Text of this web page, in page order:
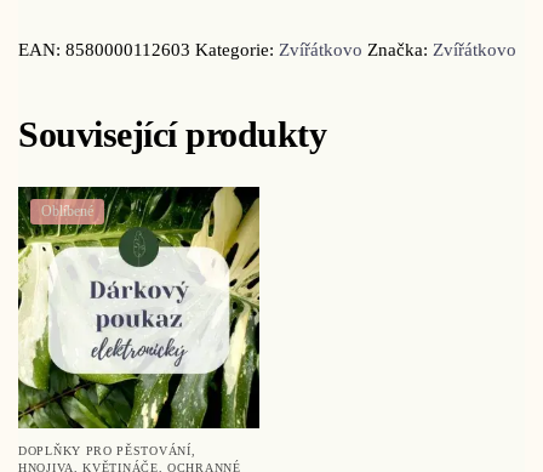
EAN: 8580000112603 Kategorie: Zvířátkovo Značka: Zvířátkovo
Související produkty
Oblíbené
DOPLŇKY PRO PĚSTOVÁNÍ
HNOJIVA
,KVĚTINÁČE ,OCHRANNÉ